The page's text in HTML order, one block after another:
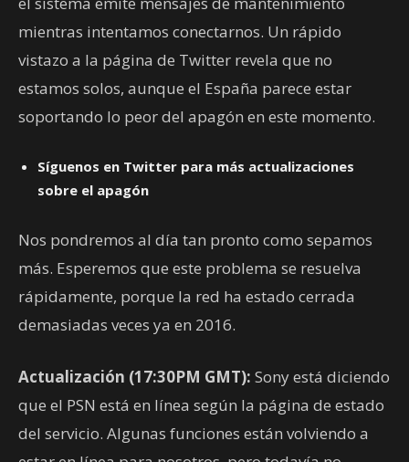
mientras intentamos conectarnos. Un rápido
vistazo a la página de Twitter revela que no
estamos solos, aunque el España parece estar
soportando lo peor del apagón en este momento.
Síguenos en Twitter para más actualizaciones
sobre el apagón
Nos pondremos al día tan pronto como sepamos
más. Esperemos que este problema se resuelva
rápidamente, porque la red ha estado cerrada
demasiadas veces ya en 2016.
Actualización (17:30PM GMT): Sony está diciendo
que el PSN está en línea según la página de estado
del servicio. Algunas funciones están volviendo a